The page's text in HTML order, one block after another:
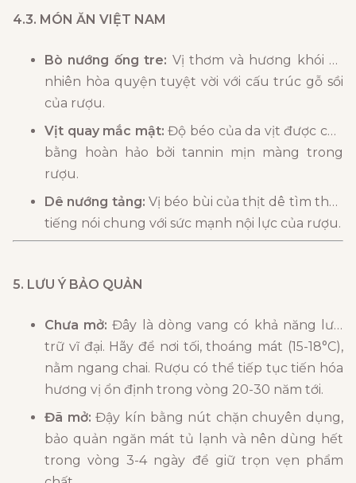
4.3. MÓN ĂN VIỆT NAM
Bò nướng ống tre: Vị thơm và hương khói tự
nhiên hòa quyện tuyệt vời với cấu trúc gỗ sồi
của rượu.
Vịt quay mắc mật: Độ béo của da vịt được cân
bằng hoàn hảo bởi tannin mịn màng trong
rượu.
Dê nướng tảng: Vị béo bùi của thịt dê tìm thấy
tiếng nói chung với sức mạnh nội lực của rượu.
5. LƯU Ý BẢO QUẢN
Chưa mở: Đây là dòng vang có khả năng lưu
trữ vĩ đại. Hãy để nơi tối, thoáng mát (15-18°C),
nằm ngang chai. Rượu có thể tiếp tục tiến hóa
hương vị ổn định trong vòng 20-30 năm tới.
Đã mở: Đậy kín bằng nút chặn chuyên dụng,
bảo quản ngăn mát tủ lạnh và nên dùng hết
trong vòng 3-4 ngày để giữ trọn vẹn phẩm